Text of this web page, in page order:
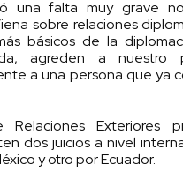
una falta muy grave
sobre relaciones
básicos de la
agreden a nuestro
a una persona que ya
Relaciones Exteriores
dos juicios a nivel
y otro por Ecuador.